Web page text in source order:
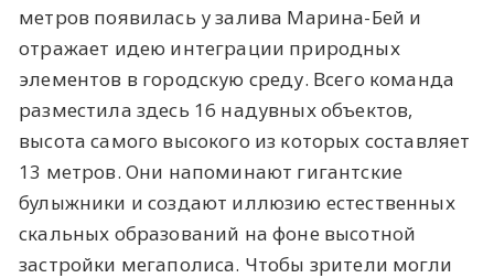
метров появилась у залива Марина-Бей и
отражает идею интеграции природных
элементов в городскую среду. Всего команда
разместила здесь 16 надувных объектов,
высота самого высокого из которых составляет
13 метров. Они напоминают гигантские
булыжники и создают иллюзию естественных
скальных образований на фоне высотной
застройки мегаполиса. Чтобы зрители могли